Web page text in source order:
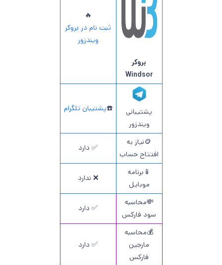
بروکر
Windsor
🔥
ثبت نام در بروکر
ویندزور
پشتیبانی
ویندزور
☎️پشتیبان تلگرام
🪙نیاز به
افتتاح حساب
✅ دارد
📱برنامه
موبایل
❌ ندارد
💸محاسبه
سود فارکس
✅ دارد
💰محاسبه
مارجین
فارکس
✅ دارد